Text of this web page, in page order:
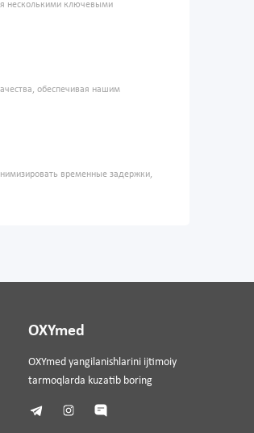
несколькими ключевыми
обеспечивая нашим
временные задержки,
OXYmed
OXYmed yangilanishlarini ijtimoiy
tarmoqlarda kuzatib boring